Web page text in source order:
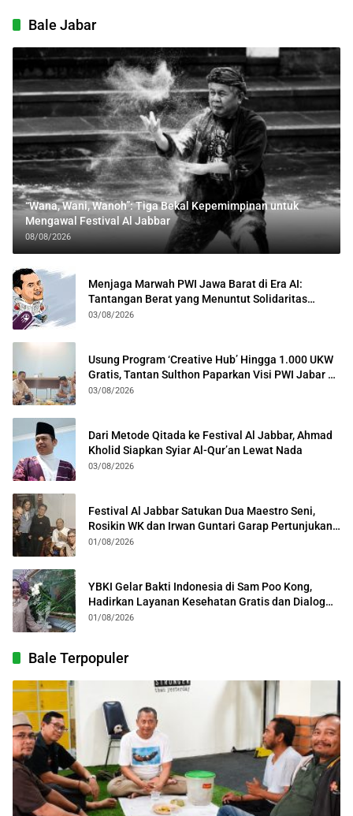
Bale Jabar
“Wana, Wani, Wanoh”: Tiga Bekal Kepemimpinan untuk
Mengawal Festival Al Jabbar
08/08/2026
Menjaga Marwah PWI Jawa Barat di Era AI:
Tantangan Berat yang Menuntut Solidaritas
Lintas Generasi
03/08/2026
Usung Program ‘Creative Hub’ Hingga 1.000 UKW
Gratis, Tantan Sulthon Paparkan Visi PWI Jabar di
Kota Bogor
03/08/2026
Dari Metode Qitada ke Festival Al Jabbar, Ahmad
Kholid Siapkan Syiar Al-Qur’an Lewat Nada
03/08/2026
Festival Al Jabbar Satukan Dua Maestro Seni,
Rosikin WK dan Irwan Guntari Garap Pertunjukan
Kolosal
01/08/2026
YBKI Gelar Bakti Indonesia di Sam Poo Kong,
Hadirkan Layanan Kesehatan Gratis dan Dialog
Kebangsaan
01/08/2026
Bale Terpopuler